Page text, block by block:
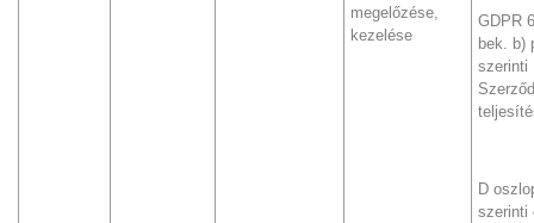
megelőzése,
kezelése
GDPR
bek. b)
szerinti
D
szerinti